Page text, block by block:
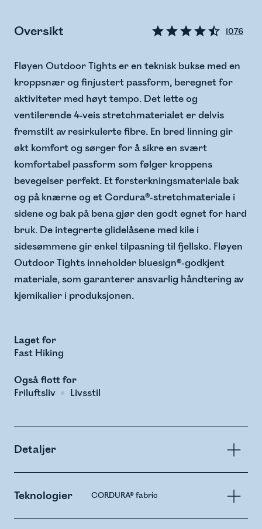
Oversikt 1076
Fløyen Outdoor Tights er en teknisk bukse med en
kroppsnær og finjustert passform, beregnet for
aktiviteter med høyt tempo. Det lette og
ventilerende 4-veis stretchmaterialet er delvis
fremstilt av resirkulerte fibre. En bred linning gir
økt komfort og sørger for å sikre en svært
komfortabel passform som følger kroppens
bevegelser perfekt. Et forsterkningsmateriale bak
og på knærne og et Cordura®-stretchmateriale i
sidene og bak på bena gjør den godt egnet for hard
bruk. De integrerte glidelåsene med kile i
sidesømmene gir enkel tilpasning til fjellsko. Fløyen
Outdoor Tights inneholder bluesign®-godkjent
materiale, som garanterer ansvarlig håndtering av
kjemikalier i produksjonen.
Laget for
Fast Hiking
Også flott for
Friluftsliv
Livsstil
Detaljer
Teknologier CORDURA® fabric